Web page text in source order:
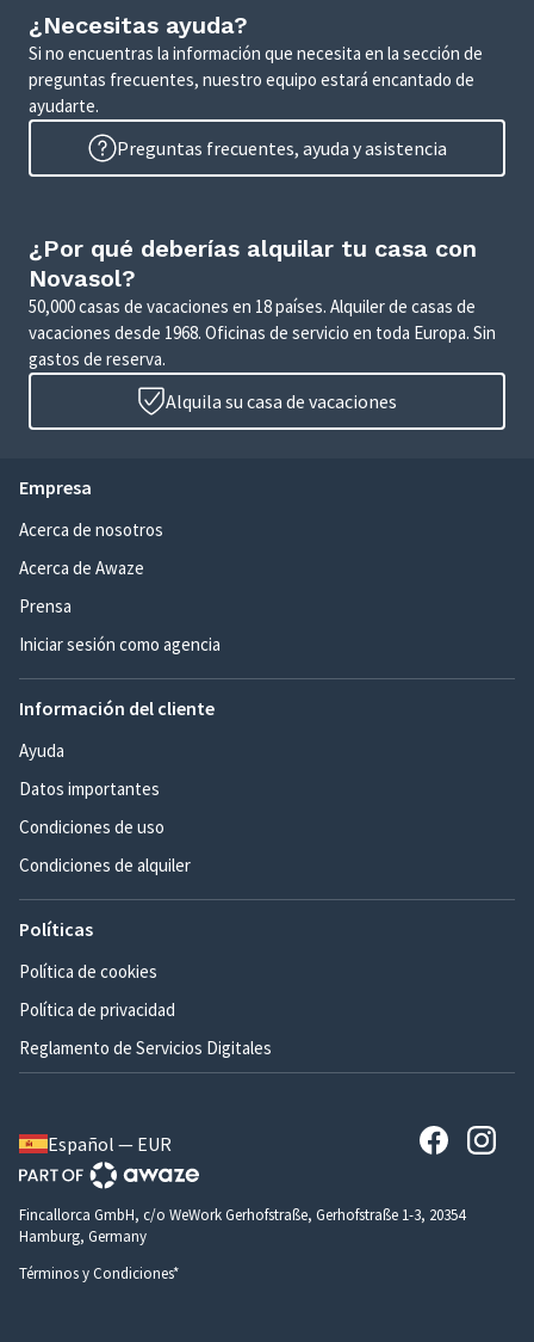
¿Necesitas ayuda?
Si no encuentras la información que necesita en la sección de
preguntas frecuentes, nuestro equipo estará encantado de
ayudarte.
Preguntas frecuentes, ayuda y asistencia
¿Por qué deberías alquilar tu casa con
Novasol?
50,000 casas de vacaciones en 18 países. Alquiler de casas de
vacaciones desde 1968. Oficinas de servicio en toda Europa. Sin
gastos de reserva.
Alquila su casa de vacaciones
Empresa
Acerca de nosotros
Acerca de Awaze
Prensa
Iniciar sesión como agencia
Información del cliente
Ayuda
Datos importantes
Condiciones de uso
Condiciones de alquiler
Políticas
Política de cookies
Política de privacidad
Reglamento de Servicios Digitales
Español — EUR
Fincallorca GmbH, c/o WeWork Gerhofstraße, Gerhofstraße 1-3, 20354
Hamburg, Germany
Términos y Condiciones*